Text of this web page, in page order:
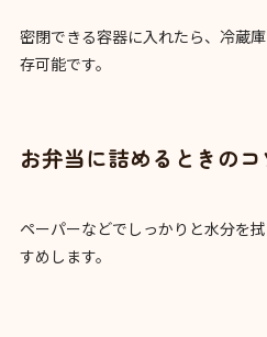
密閉できる容器に入れたら、冷蔵
存可能です。
お弁当に詰めるときのコ
ペーパーなどでしっかりと水分を
すめします。